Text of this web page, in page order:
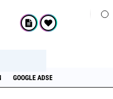
GOOGLE ADSENSE